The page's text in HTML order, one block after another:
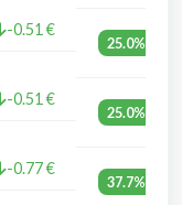
-0.51 €
25.0%
-0.51 €
25.0%
-0.77 €
37.7%